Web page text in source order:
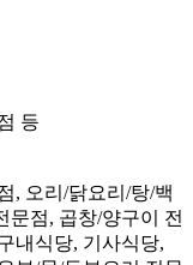
등
, 오리/닭요리/탕/백
문점, 곱창/양구이 전
내식당, 기사식당,